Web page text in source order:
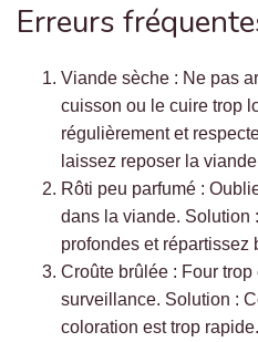
Erreurs
Viande sèche : Ne pas
cuisson ou le cuire trop
régulièrement et
laissez reposer la
Rôti peu parfumé :
dans la viande. Solution
profondes et répartissez
Croûte brûlée : Four
surveillance. Solution :
coloration est trop rapide.